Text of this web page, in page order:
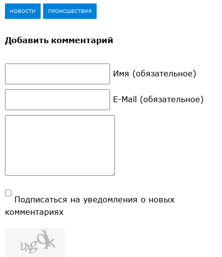
НОВОСТИ ПРОИСШЕСТВИЯ
Добавить комментарий
Имя (обязательное)
E-Mail (обязательное)
Подписаться на уведомления о новых
комментариях